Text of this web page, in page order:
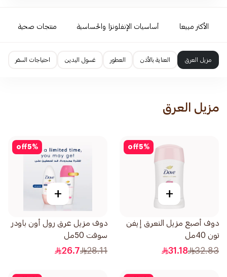
الأكثر مبيعا أساسيات الإنفلونزا والحساسية منتجات صحية
مزيل العرق العناية بالأذن العطور غسول اليدين احتياجات السفر
مزيل العرق
5%
off
+
دوف أصبع مزيل التعرق إيفن
تون 40مل
32.83
31.18
5%
off
+
دوف مزيل عرق رول أون باودر
سوفت 50مل
28.11
26.7